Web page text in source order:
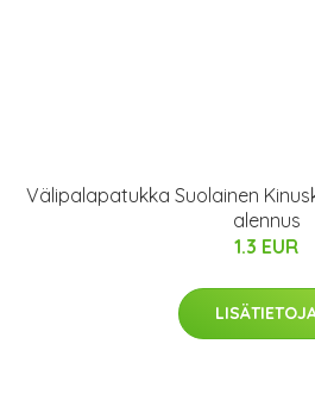
Välipalapatukka Suolainen
alennus
1.3 EUR